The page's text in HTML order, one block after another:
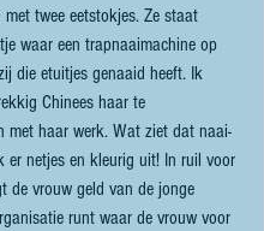
twee eetstokjes. Ze staat
waar een trapnaaimachine op
die etuitjes genaaid heeft. Ik
Chinees haar te
met haar werk. Wat ziet dat naai-
er netjes en kleurig uit! In ruil voor
de vrouw geld van de jonge
runt waar de vrouw voor